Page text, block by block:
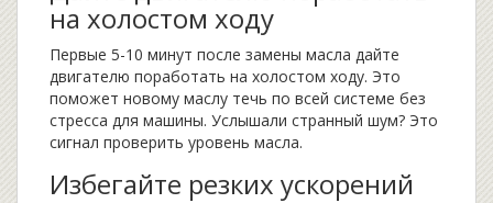
на холостом ходу
Первые 5-10 минут после замены масла дайте
двигателю поработать на холостом ходу. Это
поможет новому маслу течь по всей системе без
стресса для машины. Услышали странный шум? Это
сигнал проверить уровень масла.
Избегайте резких ускорений